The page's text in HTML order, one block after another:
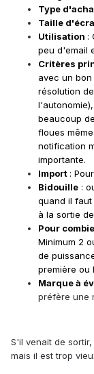
Type
Taille
Utilisation :
peu d'email
Critères
avec un
résolution
beaucoup
floues
notification
importante.
Import :
Bidouille :
quand il faut
à la sortie
Pour
Minimum 2
de
première ou
Marque à
préfère une
S'il venait de
mais il est trop